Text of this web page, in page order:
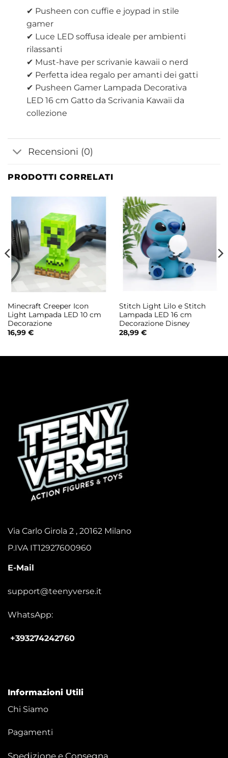
✔ Pusheen con cuffie e joypad in stile
gamer
✔ Luce LED soffusa ideale per ambienti
rilassanti
✔ Must-have per scrivanie kawaii o nerd
✔ Perfetta idea regalo per amanti dei gatti
✔ Pusheen Gamer Lampada Decorativa
LED 16 cm Gatto da Scrivania Kawaii da
collezione
Recensioni (0)
PRODOTTI CORRELATI
Minecraft Creeper Icon
Light Lampada LED 10 cm
Decorazione
16,99 €
Stitch Light Lilo e Stitch
Lampada LED 16 cm
Decorazione Disney
28,99 €
Via Carlo Girola 2 , 20162 Milano
P.IVA IT12927600960
E-Mail
support@teenyverse.it
WhatsApp:
+393274242760
Informazioni Utili
Chi Siamo
Pagamenti